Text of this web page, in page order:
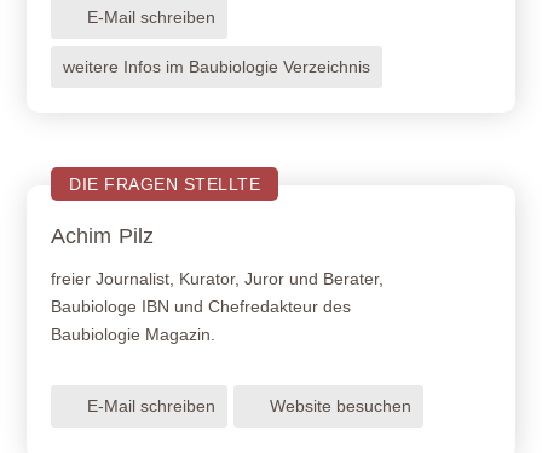
E-Mail schreiben
weitere Infos im Baubiologie Verzeichnis
DIE FRAGEN STELLTE
Achim Pilz
freier Journalist, Kurator, Juror und Berater,
Baubiologe IBN und Chefredakteur des
Baubiologie Magazin.
E-Mail schreiben Website besuchen